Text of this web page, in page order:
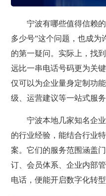
宁波有哪些值得信赖
多少号”这个问题，也成为
的第一疑问。实际上，找
远比一串电话号码更为关
仅可以为企业量身定制功
级、运营建议等一站式服务
宁波本地几家知名企
的行业经验，能结合行业
案。它们的服务范围涵盖
订、会员体系、企业内部
电话，便能开启数字化转型